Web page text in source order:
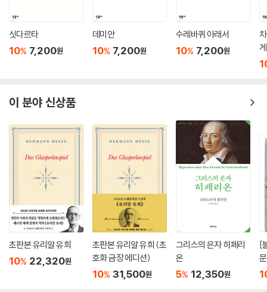
싯다르타
10% 7,200원
데미안
10% 7,200원
수레바퀴 아래서
10% 7,200원
이 분야 신상품
초판본 유리알 유희
10% 22,320원
초판본 유리알 유희 (초
호화 금장 에디션)
10% 31,500원
그리스의 은자 히페리
온
5% 12,350원
[